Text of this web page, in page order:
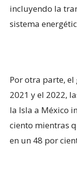
incluyendo la
sistema
Por otra parte,
2021 y el 2022,
la Isla a México
ciento mientras
en un 48 por